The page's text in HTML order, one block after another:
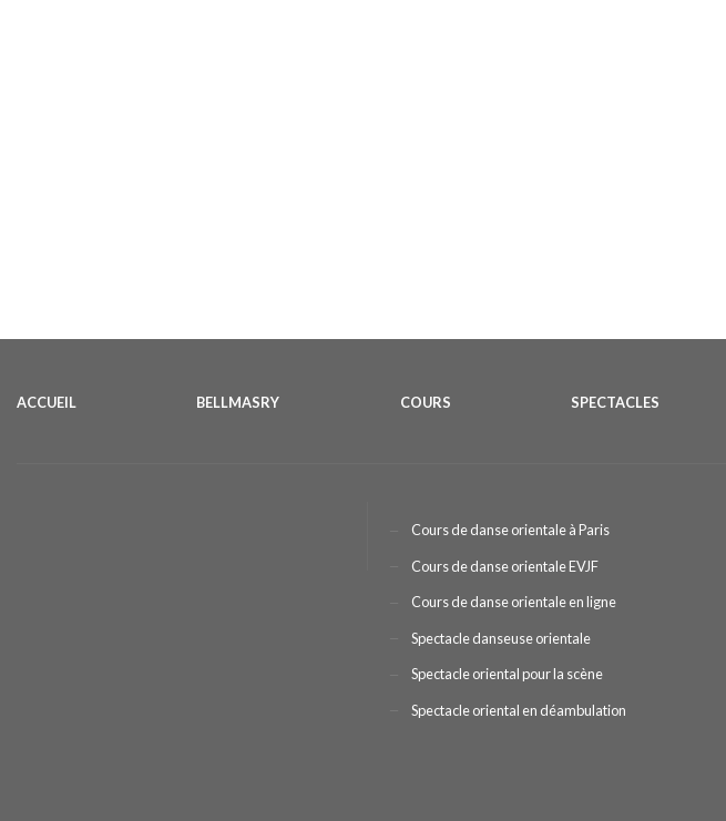
ACCUEIL BELLMASRY COURS SPECTACLES
Cours de danse orientale à Paris
Cours de danse orientale EVJF
Cours de danse orientale en ligne
Spectacle danseuse orientale
Spectacle oriental pour la scène
Spectacle oriental en déambulation